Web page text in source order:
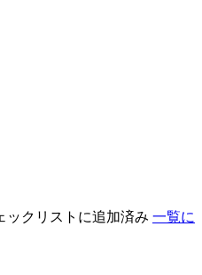
ックリストに追加済み 一覧に